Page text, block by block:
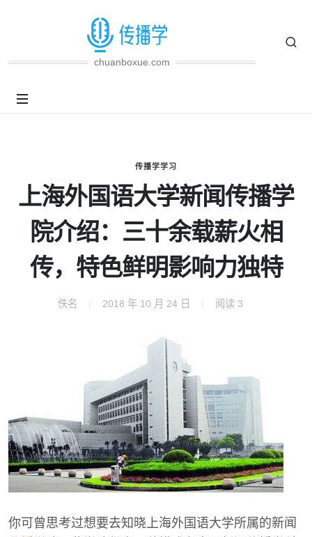
chuanboxue.com
传播学学习
上海外国语大学新闻传播学
院介绍：三十余载薪火相
传，特色鲜明影响力独特
佚名 2018 年 10 月 24 日 阅读 3
你可曾思考过想要去知晓上海外国语大学所属的新闻